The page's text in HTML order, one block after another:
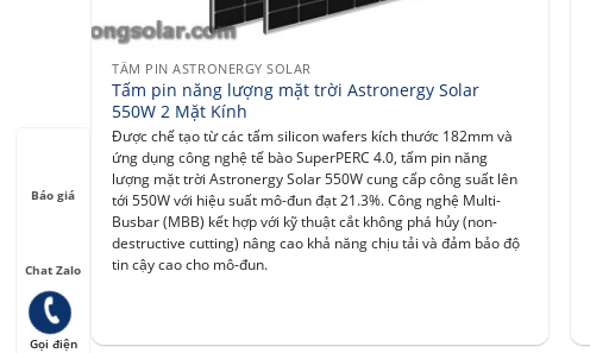
TẤM PIN ASTRONERGY SOLAR
Tấm pin năng lượng mặt trời Astronergy Solar
550W 2 Mặt Kính
Được chế tạo từ các tấm silicon wafers kích thước 182mm và
ứng dụng công nghệ tế bào SuperPERC 4.0, tấm pin năng
lượng mặt trời Astronergy Solar 550W cung cấp công suất lên
tới 550W với hiệu suất mô-đun đạt 21.3%. Công nghệ Multi-
Busbar (MBB) kết hợp với kỹ thuật cắt không phá hủy (non-
destructive cutting) nâng cao khả năng chịu tải và đảm bảo độ
tin cậy cao cho mô-đun.
Báo giá
Chat Zalo
Gọi điện